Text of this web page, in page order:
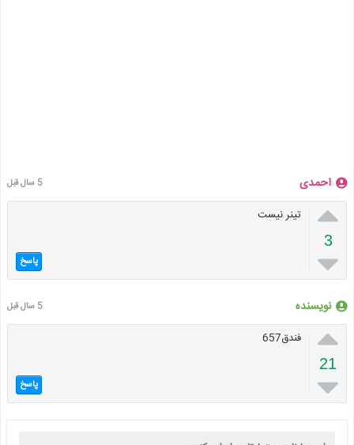
احمدی 5 سال قبل

3

تینر نیست
پاسخ
نویسنده 5 سال قبل

21

فندق657
پاسخ